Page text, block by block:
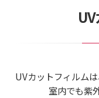
UVカットフィルム
室内でも紫